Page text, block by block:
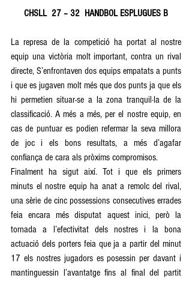
CHSLL  27 – 32  HANDBOL ESPLUGUES B
La represa de la competició ha portat al nostre
equip una victòria molt important, contra un rival
directe, S’enfrontaven dos equips empatats a punts
i que es jugaven molt més que dos punts ja que els
hi permetien situar-se a la zona tranquil·la de la
classificació. A més a més, per el nostre equip, en
cas de puntuar es podien refermar la seva millora
de joc i els bons resultats, a més d’agafar
confiança de cara als pròxims compromisos.
Finalment ha sigut així. Tot i que els primers
minuts el nostre equip ha anat a remolc del rival,
una sèrie de cinc possessions consecutives errades
feia encara més disputat aquest inici, però la
tornada a l’efectivitat dels nostres i la bona
actuació dels porters feia que ja a partir del minut
17 els nostres jugadors es posessin per davant i
mantinguessin l’avantatge fins al final del partit